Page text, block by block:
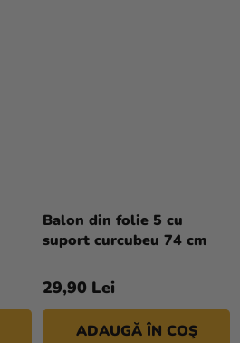
Balon din folie 5 cu
suport curcubeu 74 cm
29,90 Lei
ADAUGĂ ÎN COŞ